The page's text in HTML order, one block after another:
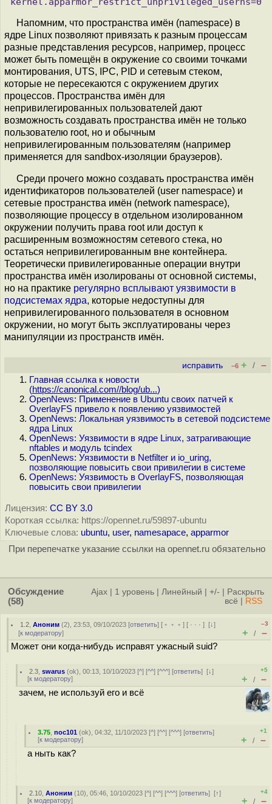
Напомним, что пространства имён (namespace) в
ядре Linux позволяют привязать к разным процессам
разные представления ресурсов, например, процесс
может быть помещён в окружение со своими точками
монтирования, UTS, IPC, PID и сетевым стеком,
которые не пересекаются с окружением других
процессов. Пространства имён для
непривилегированных пользователей дают
возможность создавать пространства имён не только
пользователю root, но и обычным
непривилегированным пользователям (например
применяется для sandbox-изоляции браузеров).
Среди прочего можно создавать пространства имён
идентификаторов пользователей (user namespace) и
сетевые пространства имён (network namespace),
позволяющие процессу в отдельном изолированном
окружении получить права root или доступ к
расширенным возможностям сетевого стека, но
остаться непривилегированным вне контейнера.
Теоретически привилегированные операции внутри
пространства имён изолированы от основной системы,
но на практике регулярно всплывают уязвимости в
подсистемах ядра, которые недоступны для
непривилегированного пользователя в основном
окружении, но могут быть эксплуатированы через
манипуляции из пространств имён.
исправить –6 + / –
Главная ссылка к новости
(https://canonical.com//blog/ub...)
OpenNews: Применение в Ubuntu своих патчей к
OverlayFS привело к появлению уязвимостей
OpenNews: Локальная уязвимость в сетевой подсистеме
ядра Linux
OpenNews: Уязвимости в ядре Linux, затрагивающие
nftables и модуль tcindex
OpenNews: Уязвимости в Netfilter и io_uring,
позволяющие повысить свои привилегии в системе
OpenNews: Уязвимость в OverlayFS, позволяющая
повысить свои привилегии
Лицензия: CC BY 3.0
Короткая ссылка: https://opennet.ru/59897-ubuntu
Ключевые слова: ubuntu, user, namesapace, apparmor
При перепечатке указание ссылки на opennet.ru обязательно
Обсуждение
(58)
Ajax 1 уровень Линейный +/-
Раскрыть
всё
RSS
1.2 ,Аноним (2), 23:53, 09/10/2023 [ответить] [ ﹢﹢﹢] [ · · ·][↓]
[к модератору]
–3
+ / –
Может они когда-нибудь исправят ужасный suid?
2.3 ,swarus (ok), 00:13, 10/10/2023 [^] [^^] [^^^] [ответить][↓]
[к модератору]
+5
+ / –
зачем, не используй его и всё
3.75 ,noc101 (ok), 04:32, 11/10/2023 [^] [^^] [^^^] [ответить]
[к модератору]
+1
+ / –
а ныть как?
2.10 ,Аноним (10), 05:46, 10/10/2023 [^] [^^] [^^^] [ответить][↑]
[к модератору]
+4
+ / –